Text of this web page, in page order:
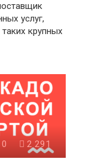
услуг,
крупных
0 2 291